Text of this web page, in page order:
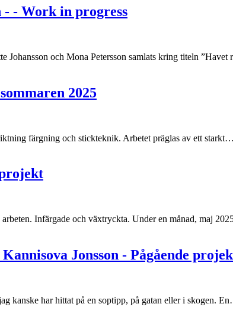
- - Work in progress
Johansson och Mona Petersson samlats kring titeln
2025
färgning och stickteknik. Arbetet präglas av ett starkt…
Infärgade och växtryckta. Under en månad, maj
Jonsson - Pågående
kanske har hittat på en soptipp, på gatan eller i skogen.